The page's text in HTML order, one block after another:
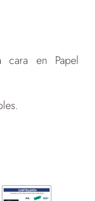
en Papel